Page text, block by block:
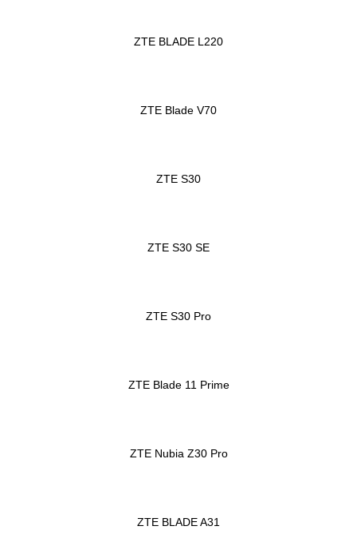
ZTE BLADE L220
ZTE Blade V70
ZTE S30
ZTE S30 SE
ZTE S30 Pro
ZTE Blade 11 Prime
ZTE Nubia Z30 Pro
ZTE BLADE A31